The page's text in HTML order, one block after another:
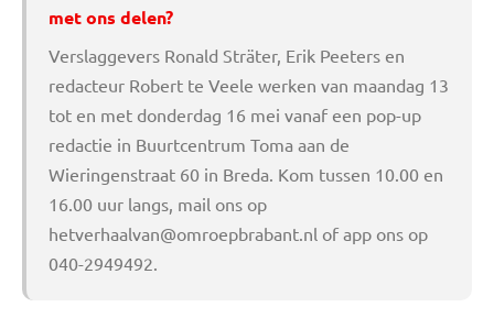
met ons delen?
Verslaggevers Ronald Sträter, Erik Peeters en
redacteur Robert te Veele werken van maandag 13
tot en met donderdag 16 mei vanaf een pop-up
redactie in Buurtcentrum Toma aan de
Wieringenstraat 60 in Breda. Kom tussen 10.00 en
16.00 uur langs, mail ons op
hetverhaalvan@omroepbrabant.nl of app ons op
040-2949492.